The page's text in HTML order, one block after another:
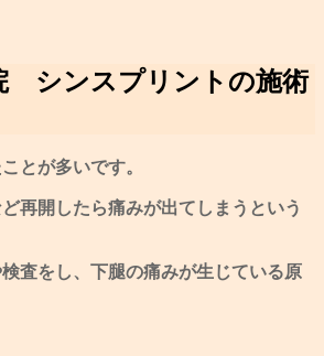
シンスプリントの施術
とが多いです。
再開したら痛みが出てしまうという
査をし、下腿の痛みが生じている原